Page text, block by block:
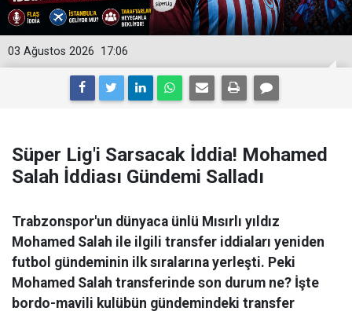
17:06
03 Ağustos 2026
Süper Lig'i Sarsacak İddia! Mohamed
Salah İddiası Gündemi Salladı
Trabzonspor'un dünyaca ünlü Mısırlı yıldız
Mohamed Salah ile ilgili transfer iddiaları yeniden
futbol gündeminin ilk sıralarına yerleşti. Peki
Mohamed Salah transferinde son durum ne? İşte
bordo-mavili kulübün gündemindeki transfer